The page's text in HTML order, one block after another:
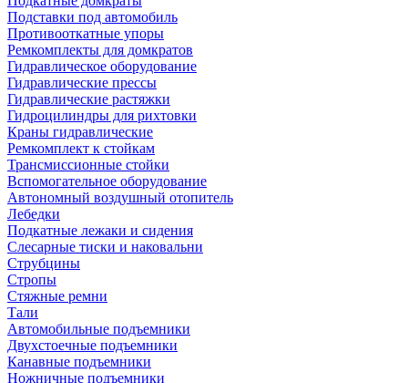
Подставки под автомобиль
Противооткатные упоры
Ремкомплекты для домкратов
Гидравлическое оборудование
Гидравлические прессы
Гидравлические растяжки
Гидроцилиндры для рихтовки
Краны гидравлические
Ремкомплект к стойкам
Трансмиссионные стойки
Вспомогательное оборудование
Автономный воздушный отопитель
Лебедки
Подкатные лежаки и сидения
Слесарные тиски и наковальни
Струбцины
Стропы
Стяжные ремни
Тали
Автомобильные подъемники
Двухстоечные подъемники
Канавные подъемники
Ножничные подъемники